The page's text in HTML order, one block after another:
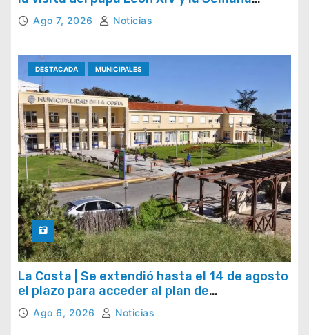
Social 2026
Ago 7, 2026 Noticias
DESTACADA MUNICIPALES
La Costa | Se extendió hasta el 14 de agosto
el plazo para acceder al plan de
regularización de tasas municipales
Ago 6, 2026 Noticias